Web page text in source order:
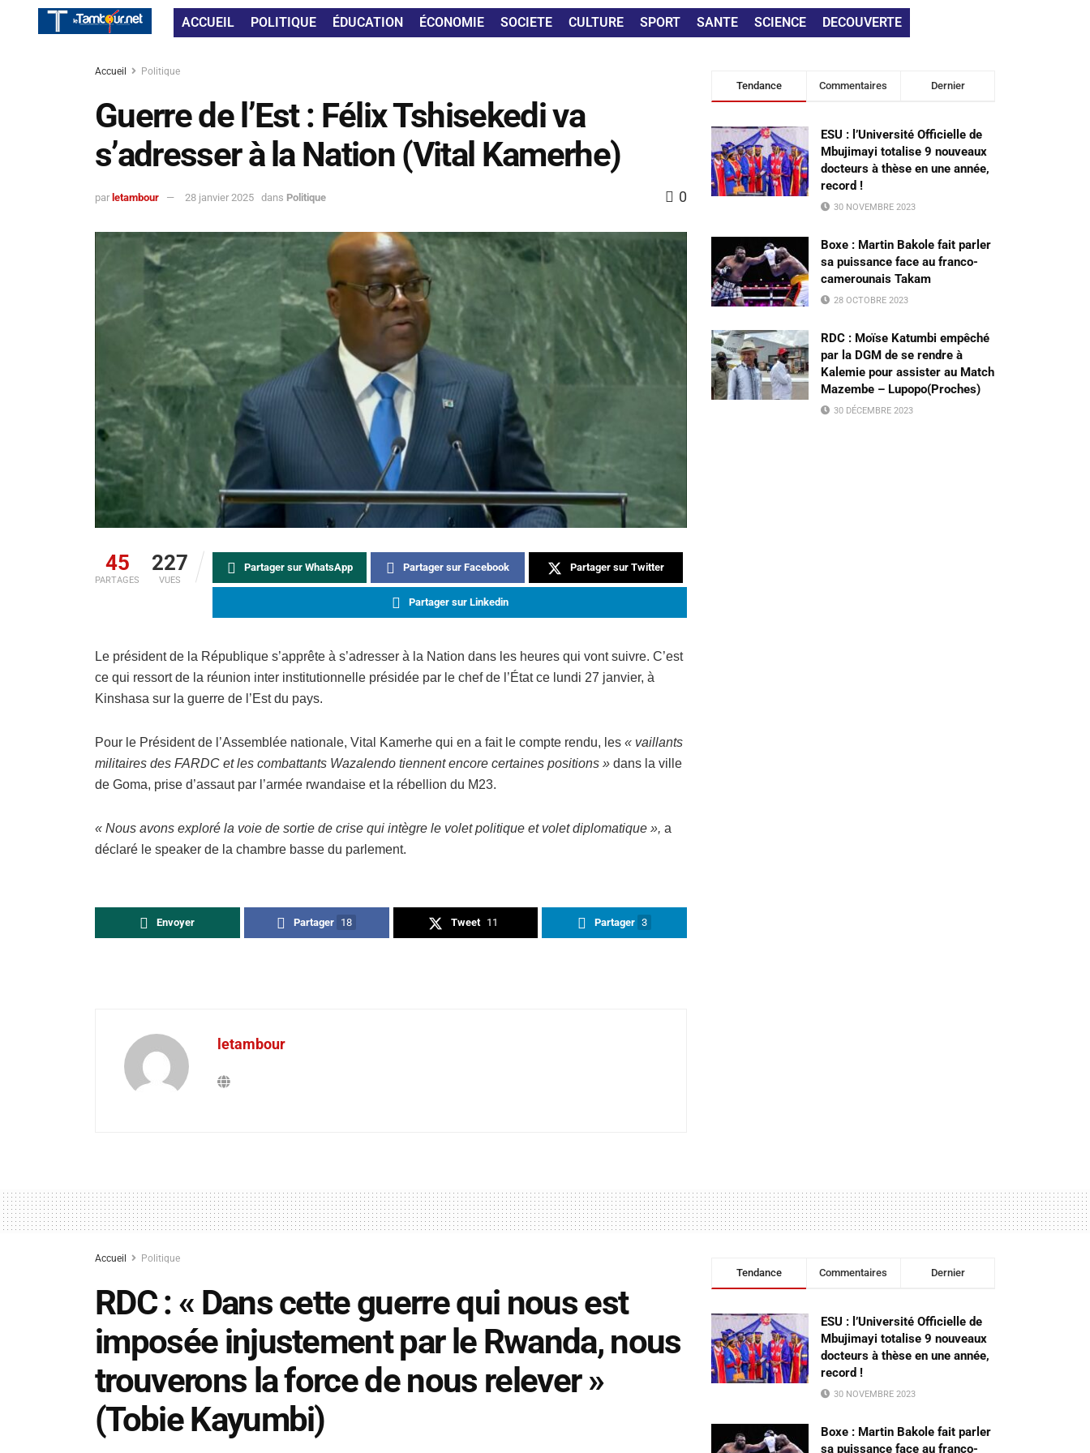
ACCUEIL POLITIQUE ÉDUCATION ÉCONOMIE SOCIETE CULTURE SPORT SANTE SCIENCE DECOUVERTE
Accueil Politique
Guerre de l’Est : Félix Tshisekedi va
s’adresser à la Nation (Vital Kamerhe)
par letambour 28 janvier 2025 dans Politique 0
45
PARTAGES
227
VUES
Partager sur WhatsApp Partager sur Facebook Partager sur Twitter
Partager sur Linkedin
Le président de la République s’apprête à s’adresser à la Nation dans les heures qui vont suivre. C’est
ce qui ressort de la réunion inter institutionnelle présidée par le chef de l’État ce lundi 27 janvier, à
Kinshasa sur la guerre de l’Est du pays.
Pour le Président de l’Assemblée nationale, Vital Kamerhe qui en a fait le compte rendu, les « vaillants
militaires des FARDC et les combattants Wazalendo tiennent encore certaines positions » dans la ville
de Goma, prise d’assaut par l’armée rwandaise et la rébellion du M23.
« Nous avons exploré la voie de sortie de crise qui intègre le volet politique et volet diplomatique », a
déclaré le speaker de la chambre basse du parlement.
Envoyer Partager 18 Tweet 11 Partager 3
letambour
Tendance Commentaires Dernier
ESU : l’Université Officielle de
Mbujimayi totalise 9 nouveaux
docteurs à thèse en une année,
record !
30 NOVEMBRE 2023
Boxe : Martin Bakole fait parler
sa puissance face au franco-
camerounais Takam
28 OCTOBRE 2023
RDC : Moïse Katumbi empêché
par la DGM de se rendre à
Kalemie pour assister au Match
Mazembe – Lupopo(Proches)
30 DÉCEMBRE 2023
Accueil Politique
RDC : « Dans cette guerre qui nous est
imposée injustement par le Rwanda, nous
trouverons la force de nous relever »
(Tobie Kayumbi)
Tendance Commentaires Dernier
ESU : l’Université Officielle de
Mbujimayi totalise 9 nouveaux
docteurs à thèse en une année,
record !
30 NOVEMBRE 2023
Boxe : Martin Bakole fait parler
sa puissance face au franco-